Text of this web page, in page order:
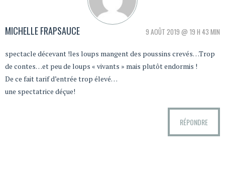
9 AOÛT 2019 @ 19 H 43 MIN
MICHELLE FRAPSAUCE
spectacle décevant !les loups mangent des poussins crevés…Trop
de contes…et peu de loups « vivants » mais plutôt endormis !
De ce fait tarif d’entrée trop élevé…
une spectatrice déçue!
RÉPONDRE